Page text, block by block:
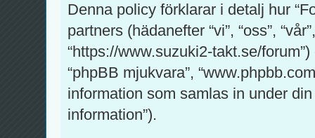
Denna policy förklarar i detalj hur
partners (hädanefter “vi”, “oss”,
“https://www.suzuki2-takt.se/forum”)
“phpBB mjukvara”,
information som samlas in under
information”).